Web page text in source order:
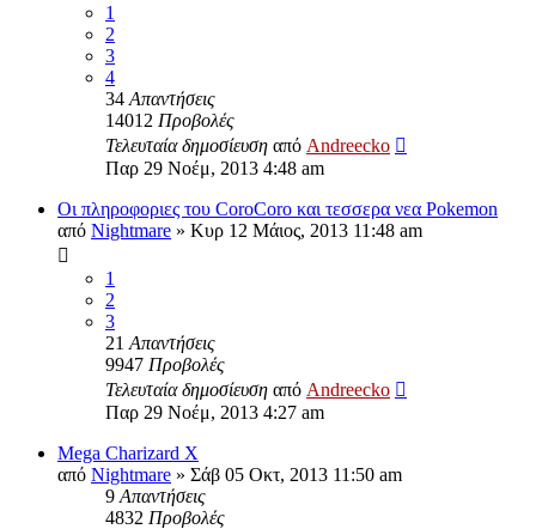
1
2
3
4
34 Απαντήσεις
14012 Προβολές
Τελευταία δημοσίευση από Andreecko
Παρ 29 Νοέμ, 2013 4:48 am
Οι πληροφοριες του CoroCoro και τεσσερα νεα Pokemon
από Nightmare » Κυρ 12 Μάιος, 2013 11:48 am
1
2
3
21 Απαντήσεις
9947 Προβολές
Τελευταία δημοσίευση από Andreecko
Παρ 29 Νοέμ, 2013 4:27 am
Mega Charizard X
από Nightmare » Σάβ 05 Οκτ, 2013 11:50 am
9 Απαντήσεις
4832 Προβολές